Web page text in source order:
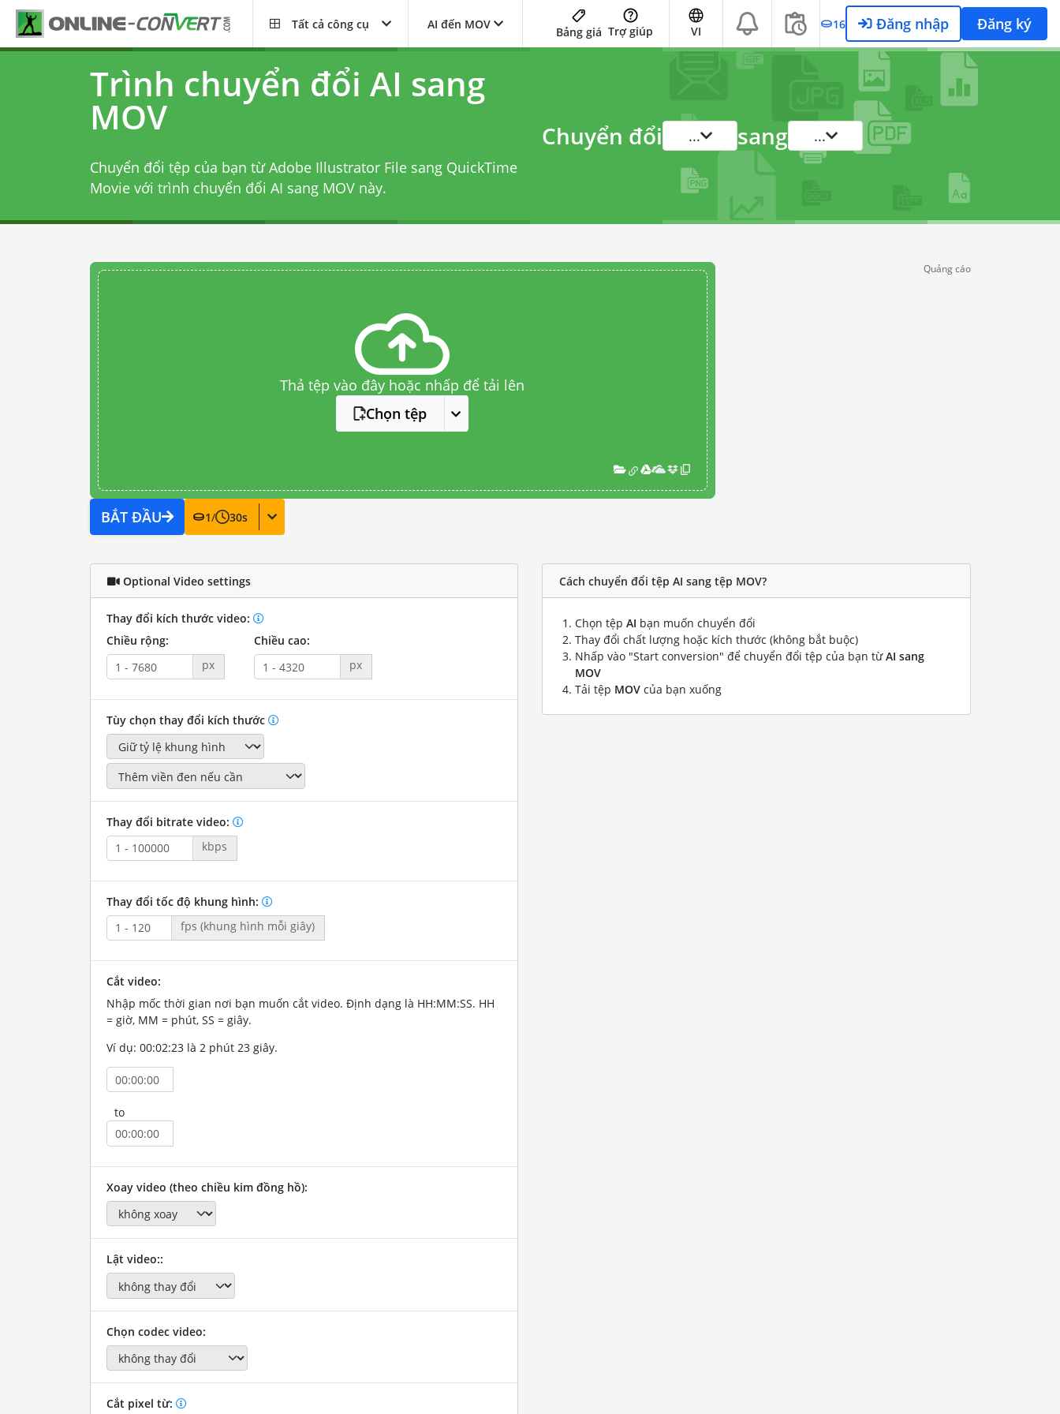
Tất cả công cụ AI đến MOV
Bảng giá Trợ giúp VI 16 Đăng nhập Đăng ký
Trình chuyển đổi AI sang
MOV
Chuyển đổi tệp của bạn từ Adobe Illustrator File sang QuickTime
Movie với trình chuyển đổi AI sang MOVnày.
Chuyển đổi ... sang ...
Thả tệp vào đây hoặc nhấp để tải lên
Chọn tệp
BẮT ĐẦU 1/ 30s
Quảng cáo
Optional Video settings
Thay đổi kích thước video:
Chiều rộng:
px
Chiều cao:
px
Tùy chọn thay đổi kích thước
Thay đổi bitrate video:
kbps
Thay đổi tốc độ khung hình:
fps (khung hình mỗi giây)
Cắt video:
Nhập mốc thời gian nơi bạn muốn cắt video. Định dạng là HH:MM:SS. HH
= giờ, MM = phút, SS = giây.
Ví dụ: 00:02:23 là 2 phút 23 giây.
to
Xoay video (theo chiều kim đồng hồ):
Lật video::
Chọn codec video:
Cắt pixel từ:
Cách chuyển đổi tệp AI sang tệp MOV?
Chọn tệp AI bạn muốn chuyển đổi
Thay đổi chất lượng hoặc kích thước (không bắt buộc)
Nhấp vào "Start conversion" để chuyển đổi tệp của bạn từAI sang
MOV
Tải tệp MOV của bạn xuống